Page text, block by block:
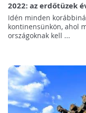
2022: az erdőtüzek
Idén minden
kontinensünkön, ahol
országoknak kell ...